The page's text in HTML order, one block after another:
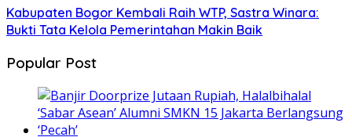
Kabupaten Bogor Kembali Raih WTP, Sastra Winara:
Bukti Tata Kelola Pemerintahan Makin Baik
Popular Post